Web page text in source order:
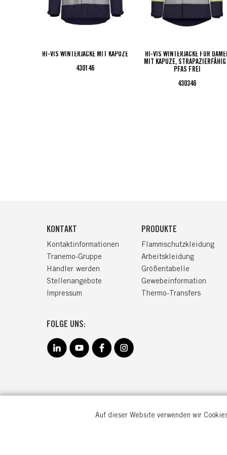
HI-VIS WINTERJACKE MIT KAPUZE
430146
HI-VIS WINTERJACKE FÜR
MIT KAPUZE,
PFAS FREI
430346
KONTAKT
Kontaktinformationen
Tranemo-Gruppe
Händler werden
Stellenangebote
Impressum
FOLGE UNS:
PRODUKTE
Flammschutzkleidung
Arbeitskleidung
Größentabelle
Gewebeinformation
Thermo-Transfers
Auf dieser Website verwenden wir